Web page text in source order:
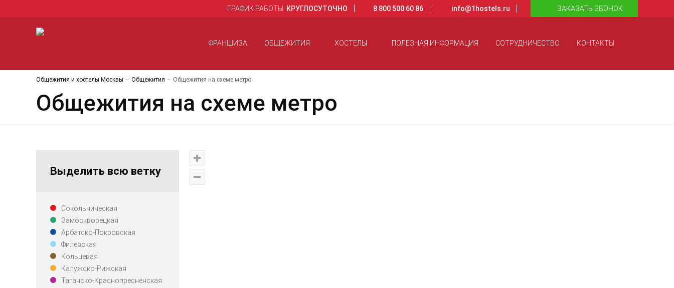
ГРАФИК РАБОТЫ: КРУГЛОСУТОЧНО 8 800 500 60 86 info@1hostels.ru ЗАКАЗАТЬ ЗВОНОК
ФРАНШИЗА ОБЩЕЖИТИЯ ХОСТЕЛЫ ПОЛЕЗНАЯ ИНФОРМАЦИЯ СОТРУДНИЧЕСТВО КОНТАКТЫ
Общежития и хостелы Москвы Общежития Общежития на схеме метро
Общежития на схеме метро
Выделить всю ветку
Сокольническая
Замоскворецкая
Арбатско-Покровская
Филевская
Кольцевая
Калужско-Рижская
Таганско-Краснопресненская